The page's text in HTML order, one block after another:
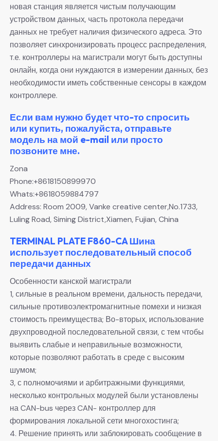
новая станция является чистым получающим
устройством данных, часть протокола передачи
данных не требует наличия физического адреса. Это
позволяет синхронизировать процесс распределения,
т.е. контроллеры на магистрали могут быть доступны
онлайн, когда они нуждаются в измерении данных, без
необходимости иметь собственные сенсоры в каждом
контроллере.
Если вам нужно будет что-то спросить
или купить, пожалуйста, отправьте
модель на мой e-mail или просто
позвоните мне.
Zona
Phone:+8618150899970
Whats:+8618059884797
Address: Room 2009, Vanke creative center,No.1733,
Luling Road, Siming District,Xiamen, Fujian, China
TERMINAL PLATE F860-CA Шина
использует последовательный способ
передачи данных
Особенности канской магистрали
1, сильные в реальном времени, дальность передачи,
сильные противоэлектромагнитные помехи и низкая
стоимость преимущества; Во-вторых, использование
двухпроводной последовательной связи, с тем чтобы
выявить слабые и неправильные возможности,
которые позволяют работать в среде с высоким
шумом;
3, с полномочиями и арбитражными функциями,
несколько контрольных модулей были установлены
на CAN-bus через CAN- контроллер для
формирования локальной сети многохостинга;
4. Решение принять или заблокировать сообщение в